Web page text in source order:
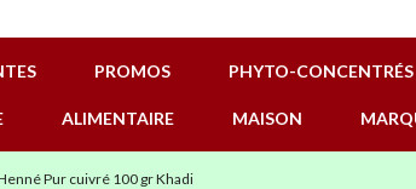
PROMOS PHYTO-CONCENTRÉS
ALIMENTAIRE MAISON
Pur cuivré 100 gr Khadi